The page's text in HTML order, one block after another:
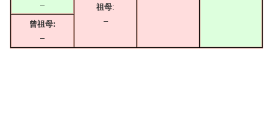
–
祖母:
–
曾祖母:
–